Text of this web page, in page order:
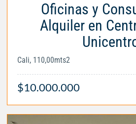
Oficinas y
Alquiler en
Cali, 110,00mts2
$10.000.000